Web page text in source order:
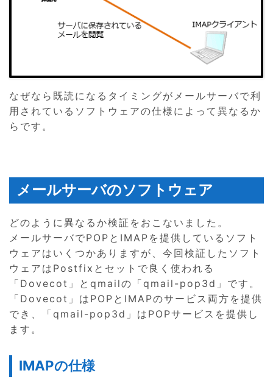
なぜなら既読になるタイミングがメールサーバで利
用されているソフトウェアの仕様によって異なるか
らです。
メールサーバのソフトウェア
どのように異なるか検証をおこないました。
メールサーバでPOPとIMAPを提供しているソフト
ウェアはいくつかありますが、今回検証したソフト
ウェアはPostfixとセットで良く使われる
「Dovecot」とqmailの「qmail-pop3d」です。
「Dovecot」はPOPとIMAPのサービス両方を提供
でき、「qmail-pop3d」はPOPサービスを提供し
ます。
IMAPの仕様